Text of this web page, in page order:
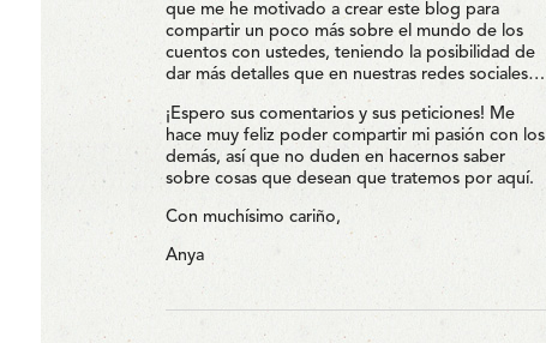
que me he motivado a crear este blog para
compartir un poco más sobre el mundo de los
cuentos con ustedes, teniendo la posibilidad de
dar más detalles que en nuestras redes sociales…
¡Espero sus comentarios y sus peticiones! Me
hace muy feliz poder compartir mi pasión con los
demás, así que no duden en hacernos saber
sobre cosas que desean que tratemos por aquí.
Con muchísimo cariño,
Anya